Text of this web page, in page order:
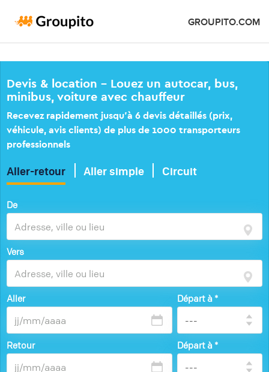
GROUPITO.COM
Devis & location – Louez un autocar, bus,
minibus, voiture avec chauffeur
Recevez rapidement jusqu’à 6 devis détaillés (prix,
véhicule, avis clients) de plus de 1000 transporteurs
professionnels
Aller-retour Aller simple Circuit
De
Vers
Aller Départ à *
Retour Départ à *